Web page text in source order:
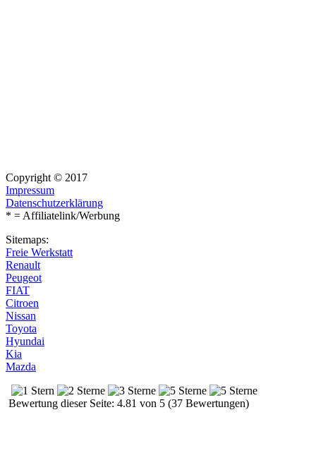
Copyright © 2017
Impressum
Datenschutzerklärung
* = Affiliatelink/Werbung
Sitemaps:
Freie Werkstatt
Renault
Peugeot
FIAT
Citroen
Nissan
Toyota
Hyundai
Kia
Mazda
Bewertung dieser Seite: 4.81 von 5 (37 Bewertungen)